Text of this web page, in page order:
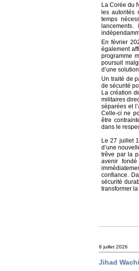
La Corée du
les autorités
temps
En février
également
programme
poursuit
d’une
Un traité de
de sécurité
La création
militaires
séparées et
Celle-ci ne
être
dans le
Le 27 juillet
d’une
trêve par la
avenir
confiance.
sécurité
transformer
8 juillet 2026
Jihad